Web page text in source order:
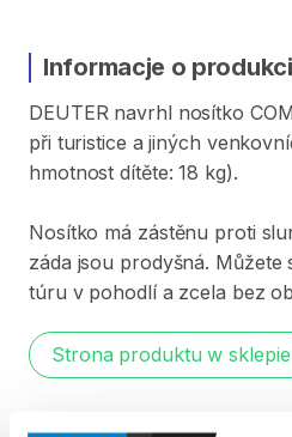
Informacje o
DEUTER navrhl nosítko
při turistice a jiných
hmotnost dítěte: 18 kg).
Nosítko má zástěnu proti
záda jsou prodyšná. Můžete
túru v pohodlí a zcela bez
Strona produktu w sklepie